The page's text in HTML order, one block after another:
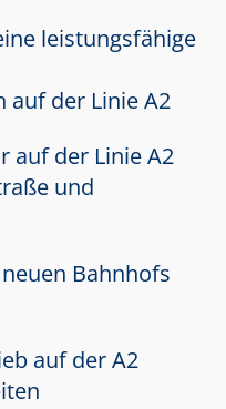
leistungsfähige
auf der Linie A2
auf der Linie A2
und
Bahnhofs
auf der A2